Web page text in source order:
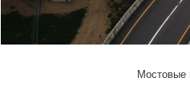
Мостовые